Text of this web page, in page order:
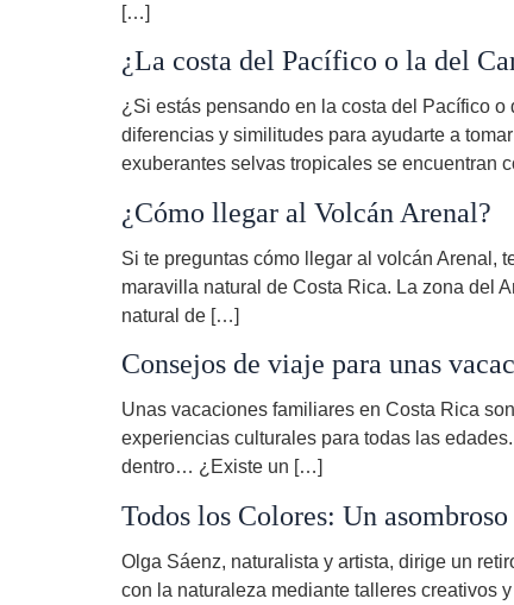
[…]
¿La costa del Pacífico o la del
¿Si estás pensando en la costa del Pacífico
diferencias y similitudes para ayudarte a
exuberantes selvas tropicales se encuentran
¿Cómo llegar al Volcán Arenal?
Si te preguntas cómo llegar al volcán Arenal,
maravilla natural de Costa Rica. La zona del
natural de […]
Consejos de viaje para unas
Unas vacaciones familiares en Costa Rica
experiencias culturales para todas las
dentro… ¿Existe un […]
Todos los Colores: Un
Olga Sáenz, naturalista y artista, dirige un
con la naturaleza mediante talleres creativos